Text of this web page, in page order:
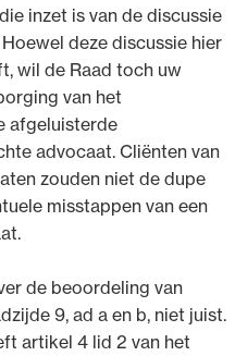
inzet is van de discussie
deze discussie hier
wil de Raad toch uw
van het
afgeluisterde
advocaat. Cliënten van
zouden niet de dupe
misstappen van een
de beoordeling van
9, ad a en b, niet juist.
artikel 4 lid 2 van het